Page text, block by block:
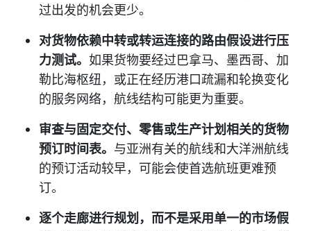
过出发的机会更少。
对货物依赖中转或转运连接的路由假设进行压
力测试。 如果货物要经过巴拿马、墨西哥、加
勒比海枢纽，或正在经历港口疏漏和轮换变化
的服务网络，航线结构可能更为重要。
审查与固定交付、零售或生产计划相关的货物
预订时间表。 与亚洲有关的航线和大洋洲航线
的预订活动较早，可能会使首选航班更难预
订。
逐个走廊进行规划，而不是采用单一的市场假